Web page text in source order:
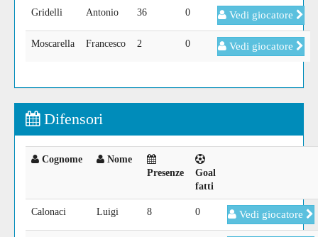
Gridelli Antonio 36 0 Vedi giocatore
Moscarella Francesco 2 0 Vedi giocatore
Difensori
Cognome
Nome
Presenze
Goal
fatti
Calonaci Luigi 8 0 Vedi giocatore